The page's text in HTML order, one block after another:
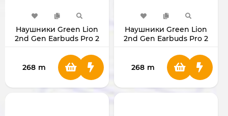
Наушники Green Lion
2nd Gen Earbuds Pro 2
268 m
Наушники Green Lion
2nd Gen Earbuds Pro 2
268 m